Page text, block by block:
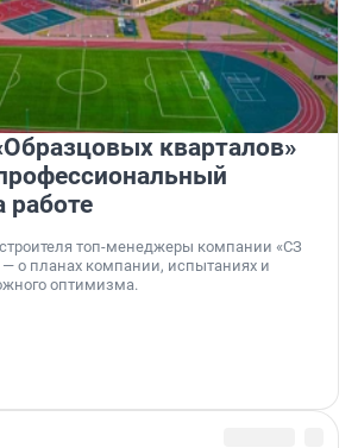
кварталов»
работе
топ-менеджеры компании «СЗ
— о планах компании, испытаниях и
оптимизма.